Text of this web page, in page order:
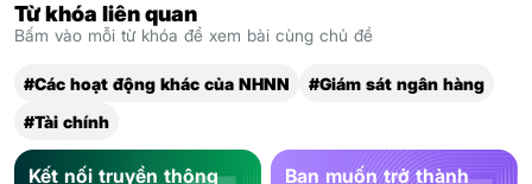
Từ khóa liên quan
Bấm vào mỗi từ khóa để xem bài cùng chủ đề
#Các hoạt động khác của NHNN
#Giám sát ngân hàng
#Tài chính
Kết nối truyền thông
Bạn muốn trở thành